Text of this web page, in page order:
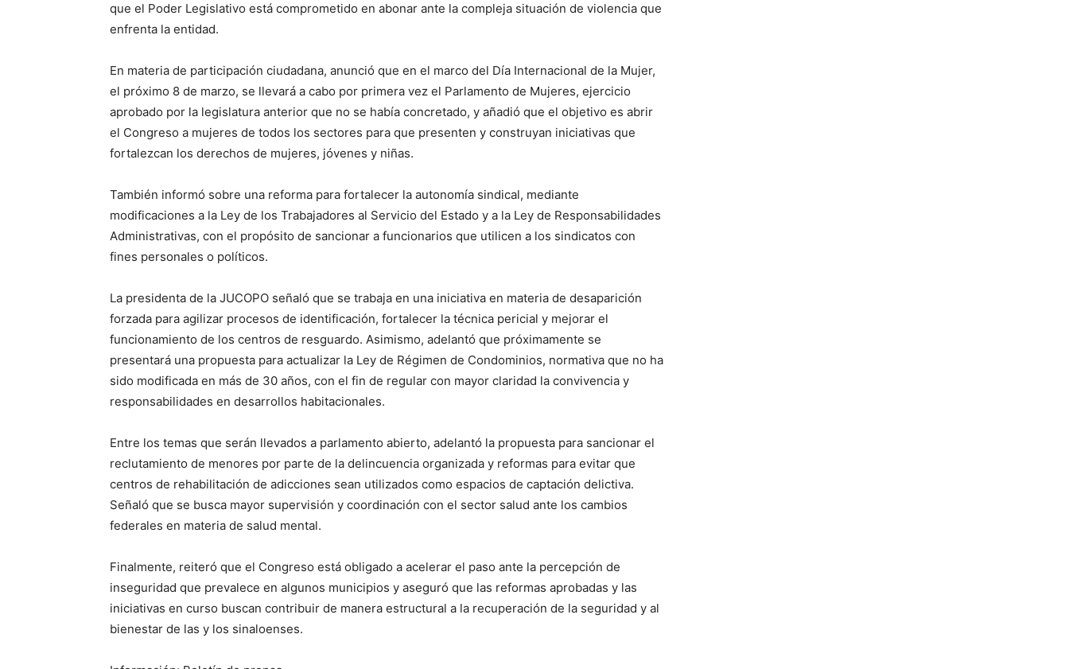
que el Poder Legislativo está comprometido en abonar ante la compleja situación de violencia que
enfrenta la entidad.
En materia de participación ciudadana, anunció que en el marco del Día Internacional de la Mujer,
el próximo 8 de marzo, se llevará a cabo por primera vez el Parlamento de Mujeres, ejercicio
aprobado por la legislatura anterior que no se había concretado, y añadió que el objetivo es abrir
el Congreso a mujeres de todos los sectores para que presenten y construyan iniciativas que
fortalezcan los derechos de mujeres, jóvenes y niñas.
También informó sobre una reforma para fortalecer la autonomía sindical, mediante
modificaciones a la Ley de los Trabajadores al Servicio del Estado y a la Ley de Responsabilidades
Administrativas, con el propósito de sancionar a funcionarios que utilicen a los sindicatos con
fines personales o políticos.
La presidenta de la JUCOPO señaló que se trabaja en una iniciativa en materia de desaparición
forzada para agilizar procesos de identificación, fortalecer la técnica pericial y mejorar el
funcionamiento de los centros de resguardo. Asimismo, adelantó que próximamente se
presentará una propuesta para actualizar la Ley de Régimen de Condominios, normativa que no ha
sido modificada en más de 30 años, con el fin de regular con mayor claridad la convivencia y
responsabilidades en desarrollos habitacionales.
Entre los temas que serán llevados a parlamento abierto, adelantó la propuesta para sancionar el
reclutamiento de menores por parte de la delincuencia organizada y reformas para evitar que
centros de rehabilitación de adicciones sean utilizados como espacios de captación delictiva.
Señaló que se busca mayor supervisión y coordinación con el sector salud ante los cambios
federales en materia de salud mental.
Finalmente, reiteró que el Congreso está obligado a acelerar el paso ante la percepción de
inseguridad que prevalece en algunos municipios y aseguró que las reformas aprobadas y las
iniciativas en curso buscan contribuir de manera estructural a la recuperación de la seguridad y al
bienestar de las y los sinaloenses.